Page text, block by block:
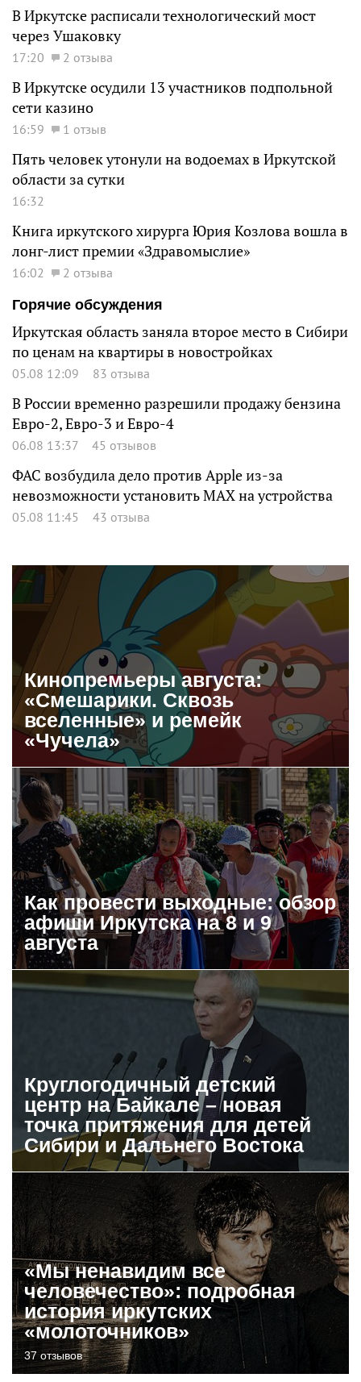
В Иркутске расписали технологический мост
через Ушаковку
17:20 2 отзыва
В Иркутске осудили 13 участников подпольной
сети казино
16:59 1 отзыв
Пять человек утонули на водоемах в Иркутской
области за сутки
16:32
Книга иркутского хирурга Юрия Козлова вошла в
лонг-лист премии «Здравомыслие»
16:02
2 отзыва
Горячие обсуждения
Иркутская область заняла второе место в Сибири
по ценам на квартиры в новостройках
05.08 12:09 83 отзыва
В России временно разрешили продажу бензина
Евро-2, Евро-3 и Евро-4
06.08 13:37 45 отзывов
ФАС возбудила дело против Apple из-за
невозможности установить MAX на устройства
05.08 11:45 43 отзыва
Кинопремьеры августа:
«Смешарики. Сквозь
вселенные» и ремейк
«Чучела»
Как провести выходные: обзор
афиши Иркутска на 8 и 9
августа
Круглогодичный детский
центр на Байкале – новая
точка притяжения для детей
Сибири и Дальнего Востока
«Мы ненавидим все
человечество»: подробная
история иркутских
«молоточников»
37 отзывов